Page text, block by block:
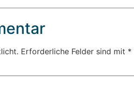
Erforderliche Felder sind mit *